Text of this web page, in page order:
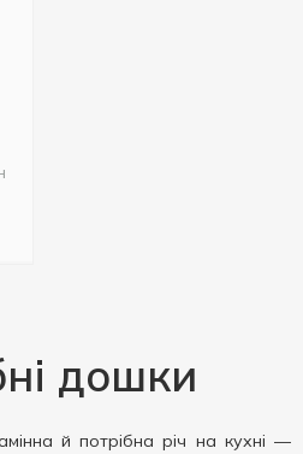
дошки
й потрібна річ на кухні —